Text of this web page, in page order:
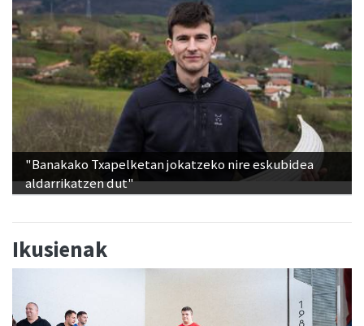
"Banakako Txapelketan jokatzeko nire eskubidea
aldarrikatzen dut"
Ikusienak